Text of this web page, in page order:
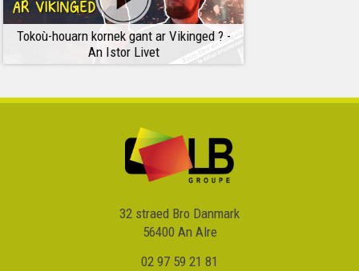
Tokoù-houarn kornek gant ar Vikinged ? -
An Istor Livet
32 straed Bro Danmark
56400 An Alre
02 97 59 21 81